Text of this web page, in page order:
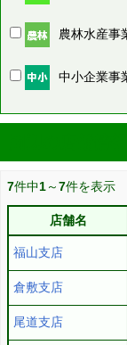
農林水産事
中小企業事
7件中1～7件を表示
店舗名
福山支店
倉敷支店
尾道支店